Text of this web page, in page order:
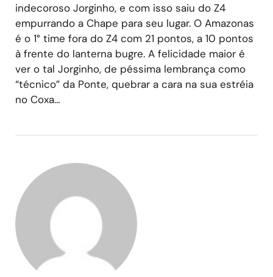
indecoroso Jorginho, e com isso saiu do Z4
empurrando a Chape para seu lugar. O Amazonas
é o 1° time fora do Z4 com 21 pontos, a 10 pontos
à frente do lanterna bugre. A felicidade maior é
ver o tal Jorginho, de péssima lembrança como
“técnico” da Ponte, quebrar a cara na sua estréia
no Coxa…